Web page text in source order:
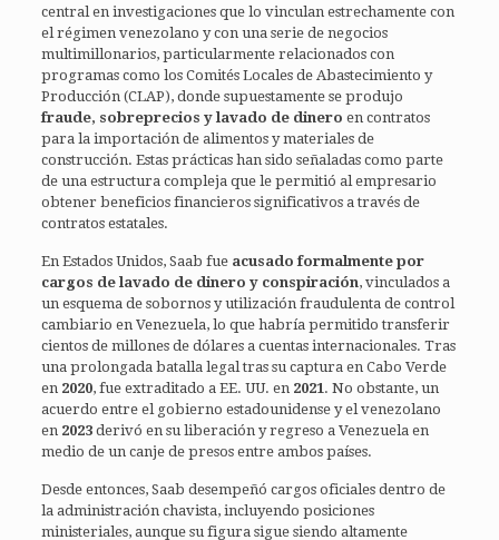
central en investigaciones que lo vinculan estrechamente con
el régimen venezolano y con una serie de negocios
multimillonarios, particularmente relacionados con
programas como los Comités Locales de Abastecimiento y
Producción (CLAP), donde supuestamente se produjo
fraude, sobreprecios y lavado de dinero en contratos
para la importación de alimentos y materiales de
construcción. Estas prácticas han sido señaladas como parte
de una estructura compleja que le permitió al empresario
obtener beneficios financieros significativos a través de
contratos estatales.
En Estados Unidos, Saab fue acusado formalmente por
cargos de lavado de dinero y conspiración, vinculados a
un esquema de sobornos y utilización fraudulenta de control
cambiario en Venezuela, lo que habría permitido transferir
cientos de millones de dólares a cuentas internacionales. Tras
una prolongada batalla legal tras su captura en Cabo Verde
en 2020, fue extraditado a EE. UU. en 2021 . No obstante, un
acuerdo entre el gobierno estadounidense y el venezolano
en 2023 derivó en su liberación y regreso a Venezuela en
medio de un canje de presos entre ambos países.
Desde entonces, Saab desempeñó cargos oficiales dentro de
la administración chavista, incluyendo posiciones
ministeriales, aunque su figura sigue siendo altamente